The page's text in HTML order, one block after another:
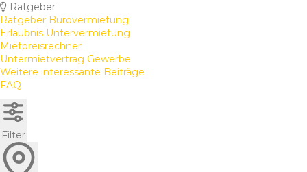
Ratgeber
Ratgeber Bürovermietung
Erlaubnis Untervermietung
Mietpreisrechner
Untermietvertrag Gewerbe
Weitere interessante Beiträge
FAQ
Filter